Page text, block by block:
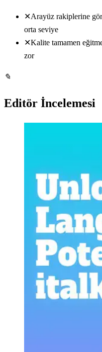
✕Arayüz rakiplerine
orta seviye
✕Kalite tamamen
zor
✎
Editör İncelemesi